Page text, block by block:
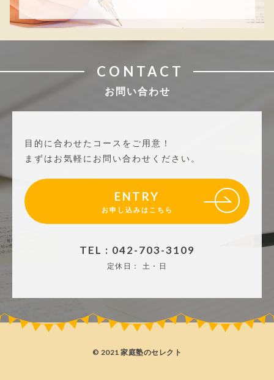
CONTACT
お問い合わせ
目的に合わせたコースをご用意！
まずはお気軽にお問い合わせください。
ENTRY
お申し込みはこちら
TEL : 042-703-3109
定休日： 土・日
© 2021 家庭塾のセレクト